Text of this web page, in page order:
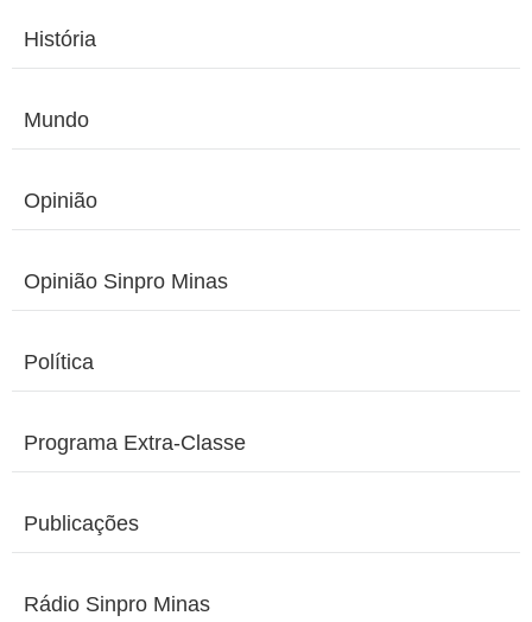
História
Mundo
Opinião
Opinião Sinpro Minas
Política
Programa Extra-Classe
Publicações
Rádio Sinpro Minas